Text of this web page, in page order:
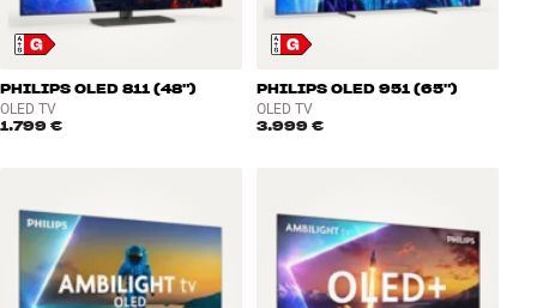
PHILIPS OLED 811 (48")
OLED TV
1.799 €
PHILIPS OLED 951 (65")
OLED TV
3.999 €